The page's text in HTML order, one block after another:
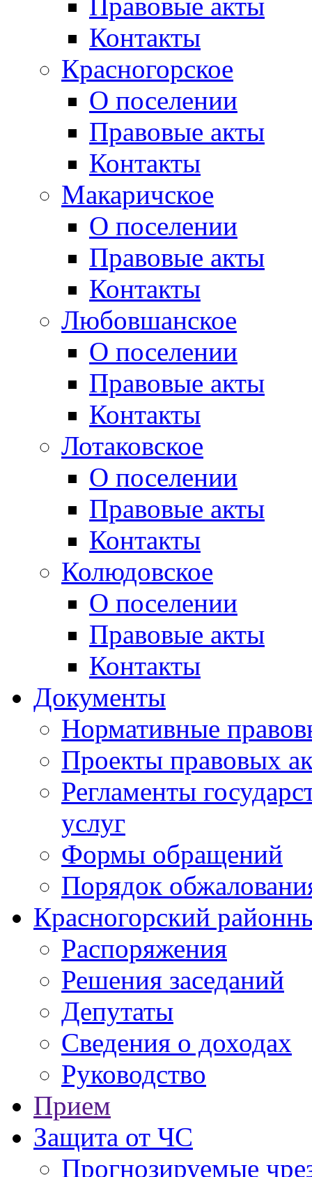
Контакты
Красногорское
О поселении
Правовые акты
Контакты
Макаричское
О поселении
Правовые акты
Контакты
Любовшанское
О поселении
Правовые акты
Контакты
Лотаковское
О поселении
Правовые акты
Контакты
Колюдовское
О поселении
Правовые акты
Контакты
Документы
Нормативные
Проекты правовых
Регламенты
услуг
Формы обращений
Порядок
Красногорский
Распоряжения
Решения заседаний
Депутаты
Сведения о доходах
Руководство
Прием
Защита от ЧС
Прогнозируемые